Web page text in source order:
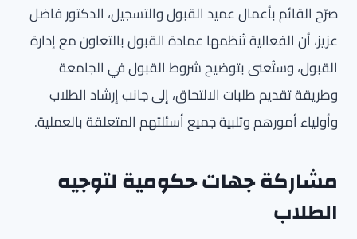
صرّح القائم بأعمال عميد القبول والتسجيل، الدكتور فاضل
عزيز، أن الفعالية تُنظمها عمادة القبول بالتعاون مع إدارة
القبول، وستُعنى بتوضيح شروط القبول في الجامعة
وطريقة تقديم طلبات الالتحاق، إلى جانب إرشاد الطلاب
وأولياء أمورهم وتلبية جميع أسئلتهم المتعلقة بالعملية.
مشاركة جهات حكومية لتوجيه
الطلاب